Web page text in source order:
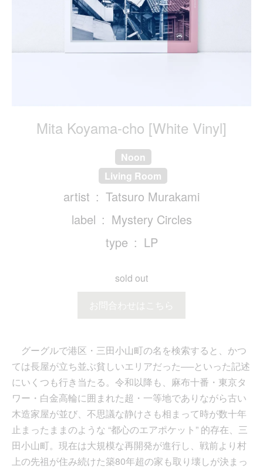
Mita Koyama-cho [White Vinyl]
Noon
Living Room
artist
Tatsuro Murakami
label
Mystery Circles
type
LP
sold out
お問合わせはこちら
グーグルで港区・三田小山町の名を検索すると、かつ
ては長屋が立ち並ぶ貧しいエリアだった──といった記述
にいくつも行き当たる。令和以降も、麻布十番・東京タ
ワー・白金高輪に囲まれた超・一等地でありながら古い
木造家屋が並び、不思議な静けさも相まって時が数十年
止まったままのような “都心のエアポケット” 的存在、三
田小山町。現在は大規模な再開発が進行し、戦前より村
上の先祖が住み続けた築80年超の家も取り壊しが決まっ